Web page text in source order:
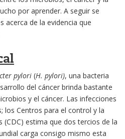
por aprender. A seguir se
acerca de la evidencia que
pylori (H. pylori), una bacteria
del cáncer brinda bastante
y el cáncer. Las infecciones
los Centros para el control y la
(CDC) estima que dos tercios de la
carga consigo mismo esta